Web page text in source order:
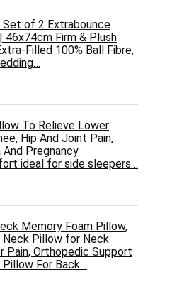
Set of 2 Extrabounce
46x74cm Firm & Plush
Filled 100% Ball Fibre,
To Relieve Lower
Hip And Joint Pain,
Pregnancy
ideal for side sleepers…
Memory Foam Pillow,
Neck Pillow for Neck
Pain, Orthopedic Support
Pillow For Back…